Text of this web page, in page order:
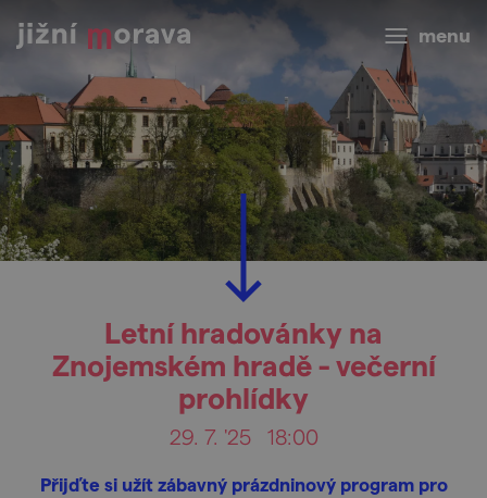
menu
Letní hradovánky na
Znojemském hradě - večerní
prohlídky
29. 7. '25 18:00
Přijďte si užít zábavný prázdninový program pro